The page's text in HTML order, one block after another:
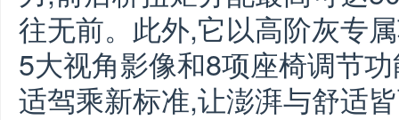
往无前。此外,它以高阶灰专
5大视角影像和8项座椅调节
适驾乘新标准,让澎湃与舒适